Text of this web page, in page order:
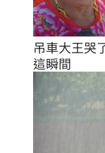
吊車大王哭
這瞬間